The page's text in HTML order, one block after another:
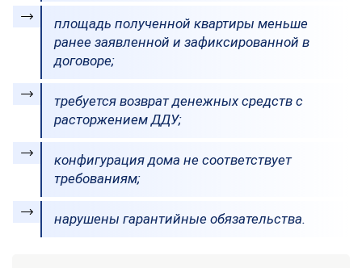
площадь полученной квартиры меньше
ранее заявленной и зафиксированной в
договоре;
требуется возврат денежных средств с
расторжением ДДУ;
конфигурация дома не соответствует
требованиям;
нарушены гарантийные обязательства.